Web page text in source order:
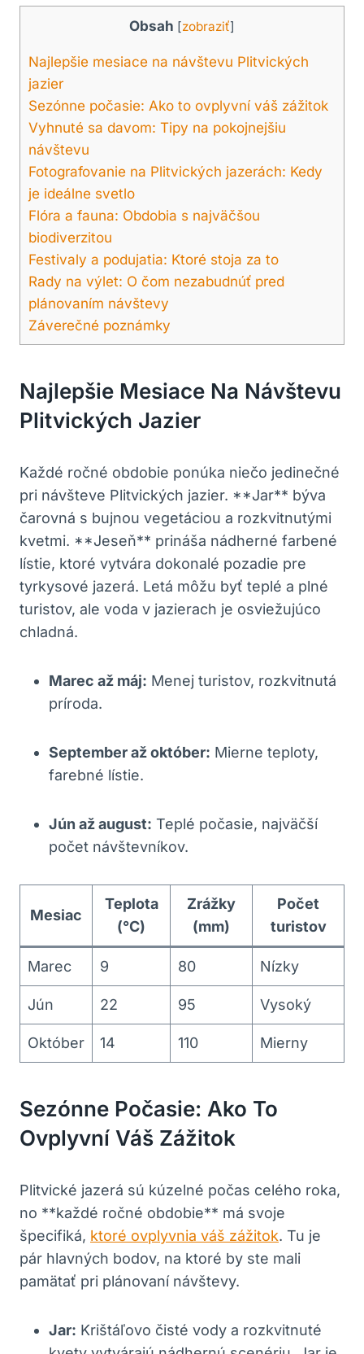
Obsah [zobraziť]
Najlepšie mesiace na návštevu Plitvických
jazier
Sezónne počasie: Ako to ovplyvní váš zážitok
Vyhnuté sa davom: Tipy na pokojnejšiu
návštevu
Fotografovanie na Plitvických jazerách: Kedy
je ideálne svetlo
Flóra a fauna: Obdobia s najväčšou
biodiverzitou
Festivaly a podujatia: Ktoré stoja za to
Rady na výlet: O čom nezabudnúť pred
plánovaním návštevy
Záverečné poznámky
Najlepšie Mesiace Na Návštevu
Plitvických Jazier
Každé ročné obdobie ponúka niečo jedinečné
pri návšteve Plitvických jazier. **Jar** býva
čarovná s bujnou vegetáciou a rozkvitnutými
kvetmi. **Jeseň** prináša nádherné farbené
lístie, ktoré vytvára dokonalé pozadie pre
tyrkysové jazerá. Letá môžu byť teplé a plné
turistov, ale voda v jazierach je osviežujúco
chladná.
Marec až máj: Menej turistov, rozkvitnutá
príroda.
September až október: Mierne teploty,
farebné lístie.
Jún až august: Teplé počasie, najväčší
počet návštevníkov.
Mesiac
Teplota
(°C)
Zrážky
(mm)
Počet
turistov
Marec 9 80 Nízky
Jún 22 95 Vysoký
Október 14 110 Mierny
Sezónne Počasie: Ako To
Ovplyvní Váš Zážitok
Plitvické jazerá sú kúzelné počas celého roka,
no **každé ročné obdobie** má svoje
špecifiká, ktoré ovplyvnia váš zážitok. Tu je
pár hlavných bodov, na ktoré by ste mali
pamätať pri plánovaní návštevy.
Jar: Krištáľovo čisté vody a rozkvitnuté